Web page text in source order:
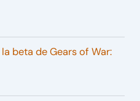
beta de Gears of War: